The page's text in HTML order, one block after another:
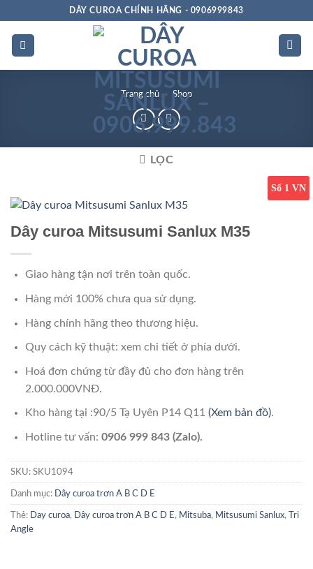
dung
DÂY CUROA CHÍNH HÃNG - 0906999843
Trang chủ » Shop
LỌC
Số 1 VN
Dây curoa Mitsusumi Sanlux M35
Giao hàng tận nơi trên toàn quốc.
Hàng mới 100% chưa qua sử dụng.
Hàng chính hãng theo thương hiệu.
Quy cách kỹ thuật: xem chi tiết ở phía dưới.
Hoá đơn chứng từ đầy đủ cho đơn hàng trên
2.000.000VNĐ.
Kho hàng tại :90/5 Tạ Uyên P14 Q11 (Xem bản đồ).
Hotline tư vấn: 0906 999 843 (Zalo).
SKU: SKU1094
Danh mục: Dây curoa trơn A B C D E
Thẻ: Day curoa, Dây curoa trơn A B C D E , Mitsuba, Mitsusumi Sanlux,
Tri
Angle